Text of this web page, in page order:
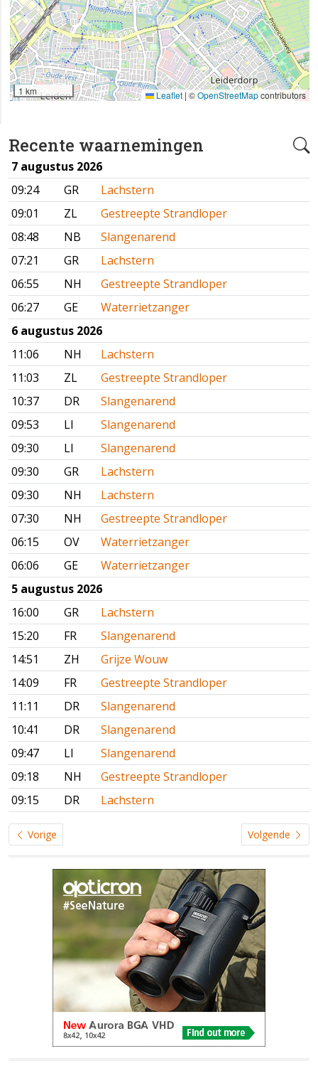
Recente waarnemingen
7 augustus 2026
09:24
GR
Lachstern
09:01
ZL
Gestreepte Strandloper
08:48
NB
Slangenarend
07:21
GR
Lachstern
06:55
NH
Gestreepte Strandloper
06:27
GE
Waterrietzanger
6 augustus 2026
11:06
NH
Lachstern
11:03
ZL
Gestreepte Strandloper
10:37
DR
Slangenarend
09:53
LI
Slangenarend
09:30
LI
Slangenarend
09:30
GR
Lachstern
09:30
NH
Lachstern
07:30
NH
Gestreepte Strandloper
06:15
OV
Waterrietzanger
06:06
GE
Waterrietzanger
5 augustus 2026
16:00
GR
Lachstern
15:20
FR
Slangenarend
14:51
ZH
Grijze Wouw
14:09
FR
Gestreepte Strandloper
11:11
DR
Slangenarend
10:41
DR
Slangenarend
09:47
LI
Slangenarend
09:18
NH
Gestreepte Strandloper
09:15
DR Lachstern
Vorige Volgende
1 km Leaflet | ©OpenStreetMapcontributors